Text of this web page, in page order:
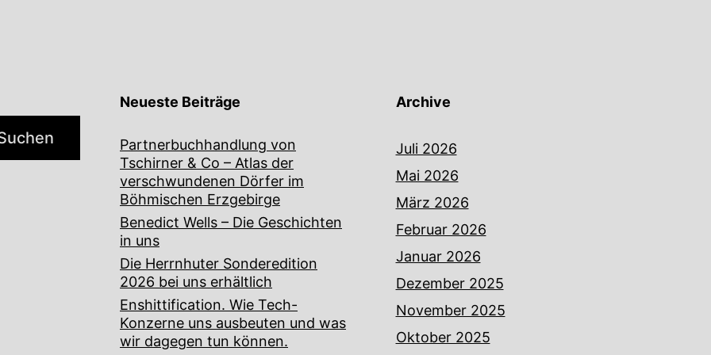
Neueste Beiträge
Partnerbuchhandlung von
Tschirner & Co – Atlas der
verschwundenen Dörfer im
Böhmischen Erzgebirge
Benedict Wells – Die Geschichten
in uns
Die Herrnhuter Sonderedition
2026 bei uns erhältlich
Enshittification. Wie Tech-
Konzerne uns ausbeuten und was
wir dagegen tun können.
Archive
Juli 2026
Mai 2026
März 2026
Februar 2026
Januar 2026
Dezember 2025
November 2025
Oktober 2025